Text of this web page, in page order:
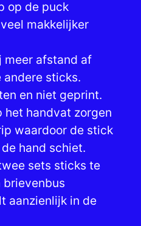
op de puck
makkelijker
meer afstand af
andere sticks.
en niet geprint.
het handvat zorgen
waardoor de stick
hand schiet.
sets sticks te
brievenbus
aanzienlijk in de